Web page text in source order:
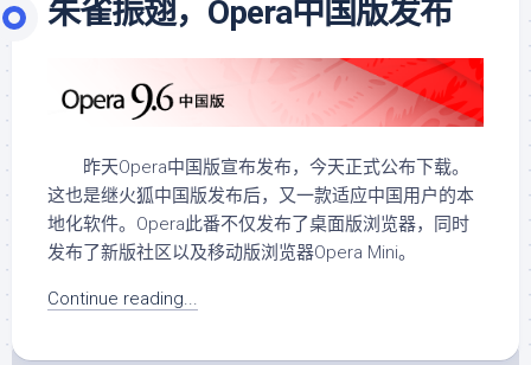
朱雀振翅，Opera中国版发布
昨天Opera中国版宣布发布，今天正式公布下载。
这也是继火狐中国版发布后，又一款适应中国用户的本
地化软件。Opera此番不仅发布了桌面版浏览器，同时
发布了新版社区以及移动版浏览器Opera Mini。
Continue reading...